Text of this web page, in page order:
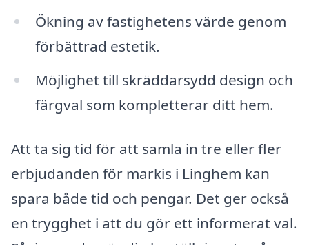
Ökning av fastighetens värde genom
förbättrad estetik.
Möjlighet till skräddarsydd design och
färgval som kompletterar ditt hem.
Att ta sig tid för att samla in tre eller fler
erbjudanden för markis i Linghem kan
spara både tid och pengar. Det ger också
en trygghet i att du gör ett informerat val.